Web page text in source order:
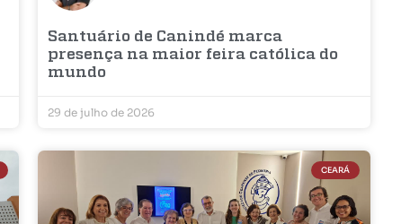
Santuário de Canindé marca
presença na maior feira católica do
mundo
29 de julho de 2026
CEARÁ